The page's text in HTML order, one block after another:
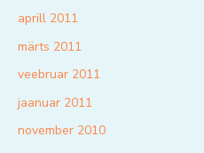
aprill 2011
märts 2011
veebruar 2011
jaanuar 2011
november 2010